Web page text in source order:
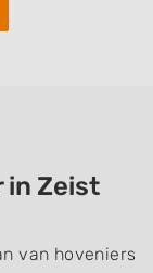
in Zeist
van hoveniers